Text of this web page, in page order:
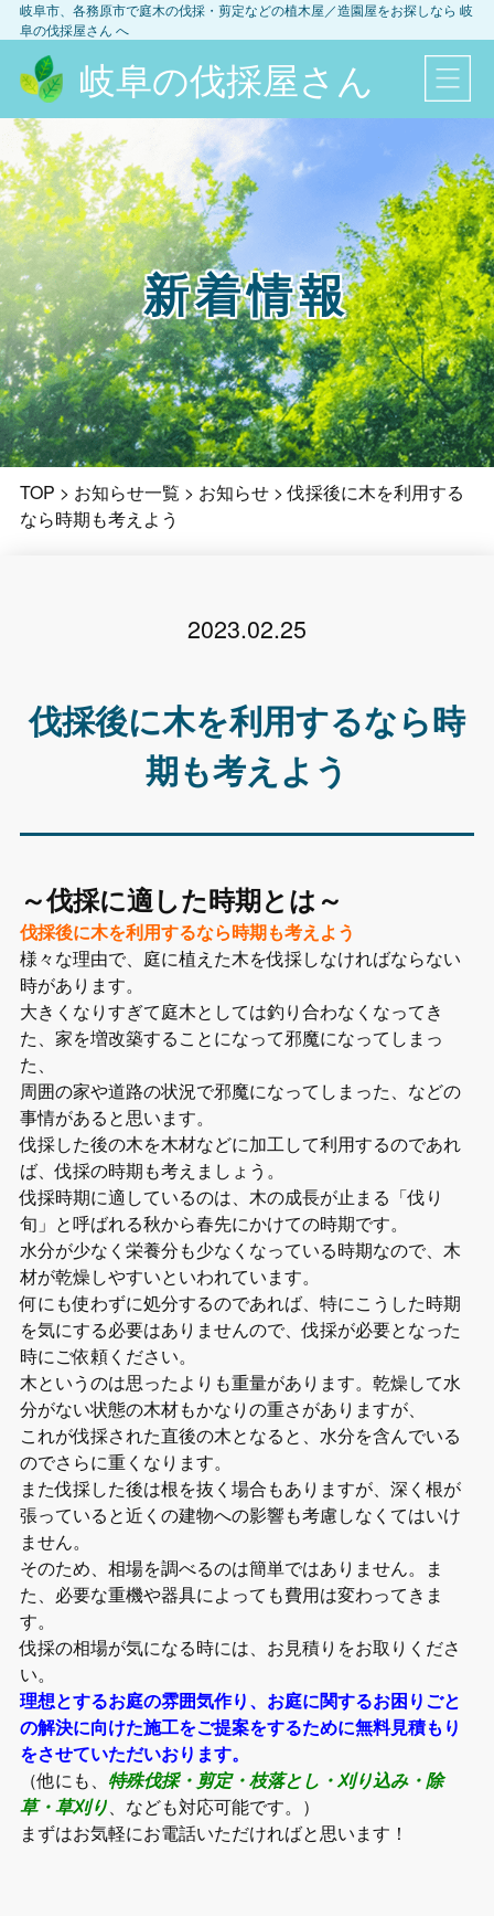
岐阜市、各務原市で庭木の伐採・剪定などの植木屋／造園屋をお探しなら 岐
阜の伐採屋さん へ
岐阜の伐採屋さん
新着情報
TOP > お知らせ一覧 > お知らせ>伐採後に木を利用する
なら時期も考えよう
2023.02.25
伐採後に木を利用するなら時
期も考えよう
～伐採に適した時期とは～
伐採後に木を利用するなら時期も考えよう
様々な理由で、庭に植えた木を伐採しなければならない
時があります。
大きくなりすぎて庭木としては釣り合わなくなってき
た、家を増改築することになって邪魔になってしまっ
た、
周囲の家や道路の状況で邪魔になってしまった、などの
事情があると思います。
伐採した後の木を木材などに加工して利用するのであれ
ば、伐採の時期も考えましょう。
伐採時期に適しているのは、木の成長が止まる「伐り
旬」と呼ばれる秋から春先にかけての時期です。
水分が少なく栄養分も少なくなっている時期なので、木
材が乾燥しやすいといわれています。
何にも使わずに処分するのであれば、特にこうした時期
を気にする必要はありませんので、伐採が必要となった
時にご依頼ください。
木というのは思ったよりも重量があります。乾燥して水
分がない状態の木材もかなりの重さがありますが、
これが伐採された直後の木となると、水分を含んでいる
のでさらに重くなります。
また伐採した後は根を抜く場合もありますが、深く根が
張っていると近くの建物への影響も考慮しなくてはいけ
ません。
そのため、相場を調べるのは簡単ではありません。ま
た、必要な重機や器具によっても費用は変わってきま
す。
伐採の相場が気になる時には、お見積りをお取りくださ
い。
理想とするお庭の雰囲気作り、お庭に関するお困りごと
の解決に向けた施工をご提案をするために無料見積もり
をさせていただいおります。
（他にも、 特殊伐採・剪定・枝落とし・刈り込み・除
草・草刈り、なども対応可能です。）
まずはお気軽にお電話いただければと思います！